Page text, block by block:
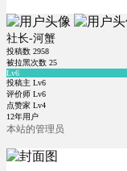
社长-河蟹
投稿数 2958
被拉黑次数 25
Lv6
投稿主 Lv6
评价师 Lv6
点赞家 Lv4
12年用户
本站的管理员